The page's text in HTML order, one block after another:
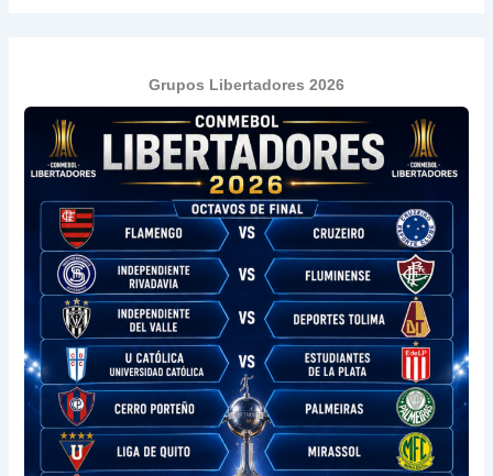
Grupos Libertadores 2026